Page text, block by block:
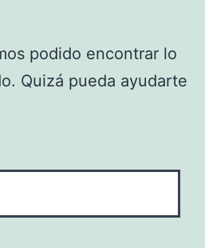
podido encontrar lo
Quizá pueda ayudarte